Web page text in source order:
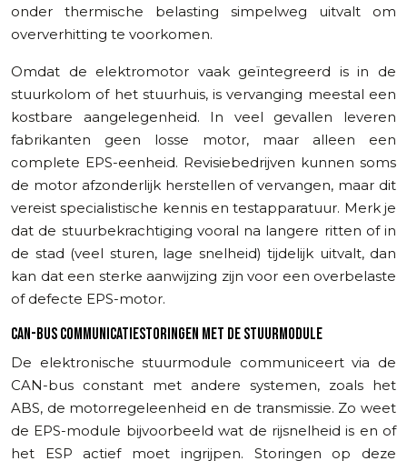
onder thermische belasting simpelweg uitvalt om
oververhitting te voorkomen.
Omdat de elektromotor vaak geïntegreerd is in de
stuurkolom of het stuurhuis, is vervanging meestal een
kostbare aangelegenheid. In veel gevallen leveren
fabrikanten geen losse motor, maar alleen een
complete EPS-eenheid. Revisiebedrijven kunnen soms
de motor afzonderlijk herstellen of vervangen, maar dit
vereist specialistische kennis en testapparatuur. Merk je
dat de stuurbekrachtiging vooral na langere ritten of in
de stad (veel sturen, lage snelheid) tijdelijk uitvalt, dan
kan dat een sterke aanwijzing zijn voor een overbelaste
of defecte EPS-motor.
CAN-BUS COMMUNICATIESTORINGEN MET DE STUURMODULE
De elektronische stuurmodule communiceert via de
CAN-bus constant met andere systemen, zoals het
ABS, de motorregeleenheid en de transmissie. Zo weet
de EPS-module bijvoorbeeld wat de rijsnelheid is en of
het ESP actief moet ingrijpen. Storingen op deze